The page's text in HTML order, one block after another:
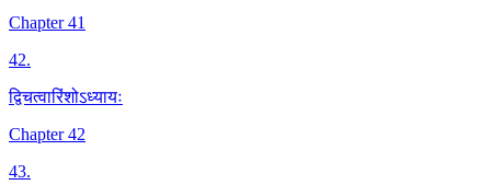
Chapter 41
42.
द्विचत्वारिंशोऽध्यायः
Chapter 42
43.